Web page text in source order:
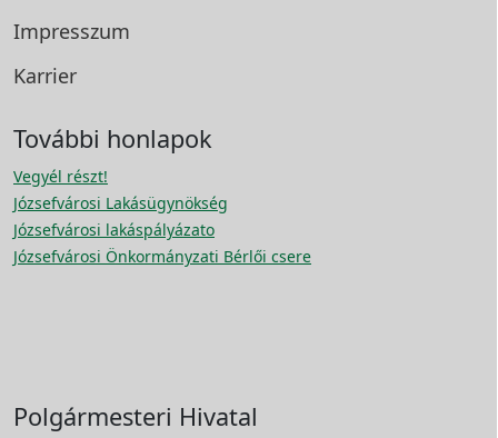
Impresszum
Karrier
További honlapok
Vegyél részt!
Józsefvárosi Lakásügynökség
Józsefvárosi lakáspályázato
Józsefvárosi Önkormányzati Bérlői csere
Polgármesteri Hivatal